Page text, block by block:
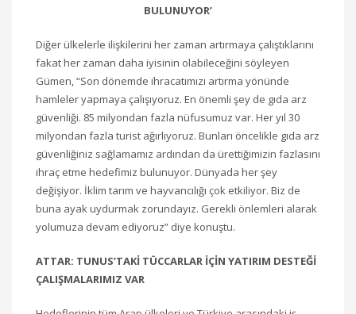
BULUNUYOR’
Diğer ülkelerle ilişkilerini her zaman artırmaya çalıştıklarını
fakat her zaman daha iyisinin olabileceğini söyleyen
Gümen, “Son dönemde ihracatımızı artırma yönünde
hamleler yapmaya çalışıyoruz. En önemli şey de gıda arz
güvenliği. 85 milyondan fazla nüfusumuz var. Her yıl 30
milyondan fazla turist ağırlıyoruz. Bunları öncelikle gıda arz
güvenliğiniz sağlamamız ardından da ürettiğimizin fazlasını
ihraç etme hedefimiz bulunuyor. Dünyada her şey
değişiyor. İklim tarım ve hayvancılığı çok etkiliyor. Biz de
buna ayak uydurmak zorundayız. Gerekli önlemleri alarak
yolumuza devam ediyoruz” diye konuştu.
ATTAR: TUNUS’TAKİ TÜCCARLAR İÇİN YATIRIM DESTEĞİ
ÇALIŞMALARIMIZ VAR